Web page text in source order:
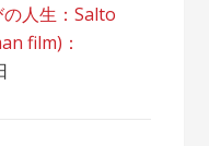
人生：Salto
film)：